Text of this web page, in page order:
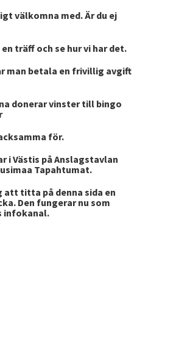
välkomna med. Är du ej
träff och se hur vi har det.
man betala en frivillig avgift
donerar vinster till bingo
för.
i Västis på Anslagstavlan
Tapahtumat.
att titta på denna sida en
Den fungerar nu som
infokanal.